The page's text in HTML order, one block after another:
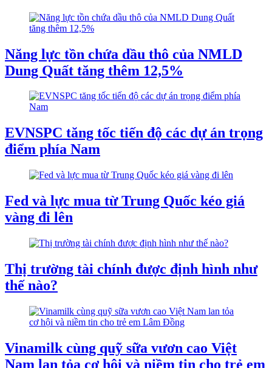
Năng lực tồn chứa dầu thô của NMLD
Dung Quất tăng thêm 12,5%
EVNSPC tăng tốc tiến độ các dự án trọng
điểm phía Nam
Fed và lực mua từ Trung Quốc kéo giá
vàng đi lên
Thị trường tài chính được định hình như
thế nào?
Vinamilk cùng quỹ sữa vươn cao Việt
Nam lan tỏa cơ hội và niềm tin cho trẻ em